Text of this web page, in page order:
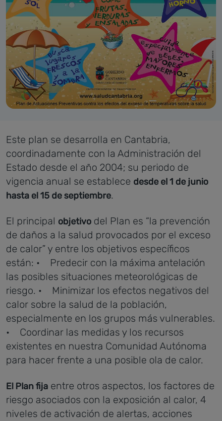
Este plan se desarrolla en Cantabria,
coordinadamente con la Administración del
Estado desde el año 2004; su periodo de
vigencia anual se establece desde el 1 de junio
hasta el 15 de septiembre.
El principal objetivo del Plan es “la prevención
de daños a la salud provocados por el exceso
de calor” y entre los objetivos específicos
están: • Predecir con la máxima antelación
las posibles situaciones meteorológicas de
riesgo. • Minimizar los efectos negativos del
calor sobre la salud de la población,
especialmente en los grupos más vulnerables.
• Coordinar las medidas y los recursos
existentes en nuestra Comunidad Autónoma
para hacer frente a una posible ola de calor.
El Plan fija entre otros aspectos, los factores de
riesgo asociados con la exposición al calor, 4
niveles de activación de alertas, acciones